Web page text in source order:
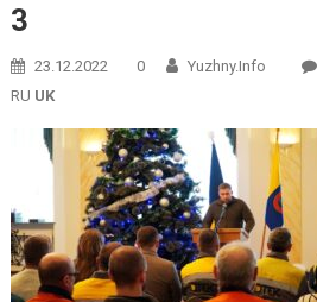
3
23.12.2022 0 Yuzhny.info
RU UK